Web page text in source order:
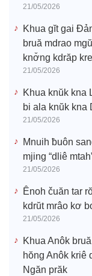
21/05/2026
Khua gĭt gai
bruă mdrao
knơ̆ng kdrăp
21/05/2026
Khua knŭk kna
bi ala knŭk kna
21/05/2026
Mnuih ƀuôn
mjing “dliê
21/05/2026
Ênoh čuăn tar
kdrŭt mrâo kơ
21/05/2026
Khua Anôk
hŏng Anôk kriê
Ngăn prăk